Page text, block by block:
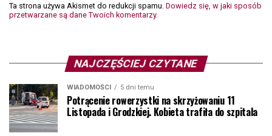
Ta strona używa Akismet do redukcji spamu. Dowiedz się, w jaki sposób
przetwarzane są dane Twoich komentarzy.
NAJCZĘŚCIEJ CZYTANE
WIADOMOŚCI 5 dni temu
Potrącenie rowerzystki na skrzyżowaniu 11
Listopada i Grodzkiej. Kobieta trafiła do szpitala